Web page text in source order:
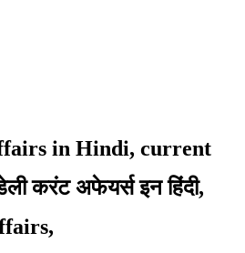
in Hindi, current
करंट अफेयर्स इन हिंदी,